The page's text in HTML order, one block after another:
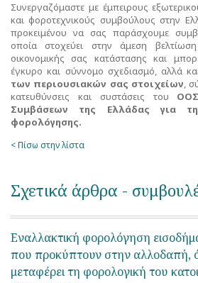
Συνεργαζόμαστε με έμπειρους
και φοροτεχνικούς συμβούλους στην
προκειμένου να σας παράσχουμε
οποία στοχεύει στην άμεση
οικονομικής σας κατάστασης και
έγκυρο και σύννομο σχεδιασμό, αλλά
των περιουσιακών σας στοιχείων,
κατευθύνσεις και συστάσεις του
Συμβάσεων της Ελλάδας για
φορολόγησης.
< Πίσω στην λίστα
Σχετικά άρθρα -
Εναλλακτική φορολόγηση
που προκύπτουν στην αλλοδαπή,
μεταφέρει τη φορολογική του